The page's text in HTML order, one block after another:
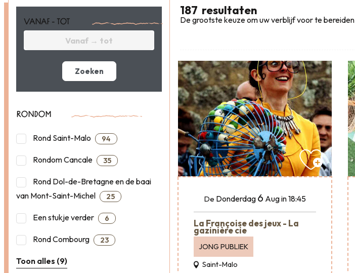
VANAF - TOT
Zoeken
RONDOM
Rond Saint-Malo 94
Rondom Cancale 35
Rond Dol-de-Bretagne en de baai
van Mont-Saint-Michel
25
Een stukje verder 6
Rond Combourg 23
Toon alles (9)
187 resultaten
De grootste keuze om uw verblijf voor te bereiden
De Donderdag 6 Augin 18:45
La Françoise des jeux - La
gazinière cie
JONG PUBLIEK
Saint-Malo